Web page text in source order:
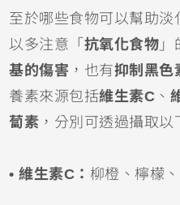
至於哪些食物可以幫助
以多注意「 抗氧化食物
基的傷害 ，也有抑制黑色
養素來源包括維生素C 、
蔔素 ，分別可透過攝取以
• 維生素C： 柳橙、檸檬